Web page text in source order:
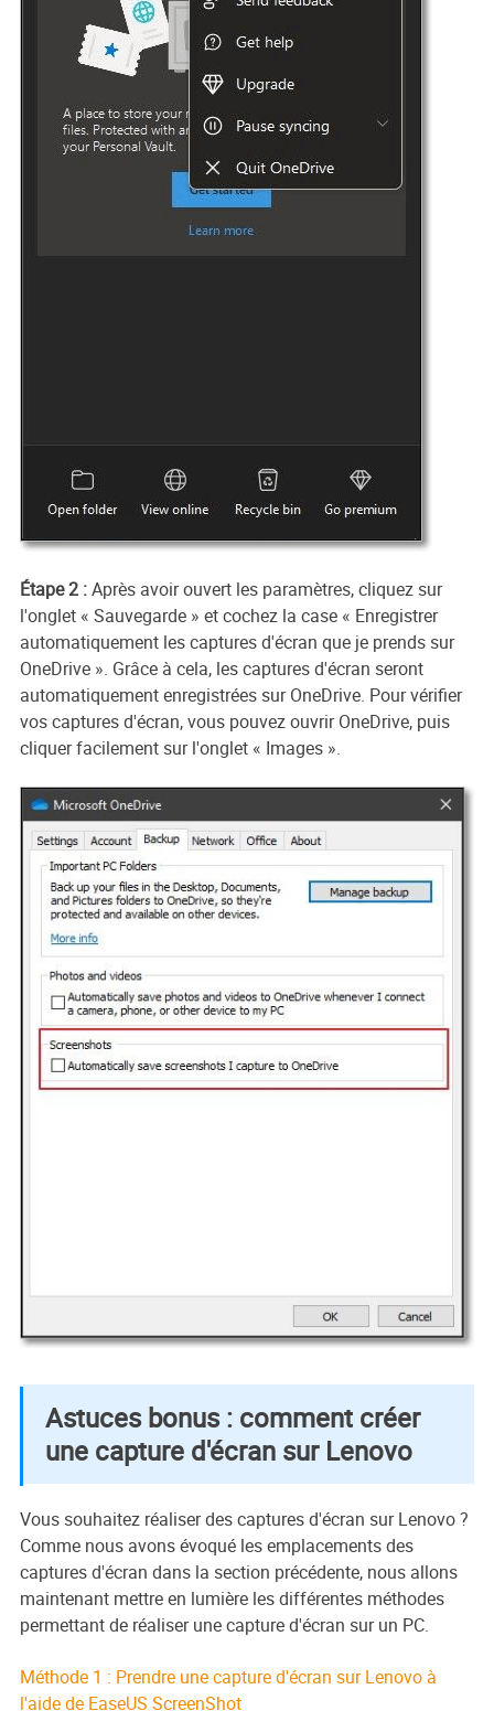
Étape 2 :Après avoir ouvert les paramètres, cliquez sur
l'onglet « Sauvegarde » et cochez la case « Enregistrer
automatiquement les captures d'écran que je prends sur
OneDrive ». Grâce à cela, les captures d'écran seront
automatiquement enregistrées sur OneDrive. Pour vérifier
vos captures d'écran, vous pouvez ouvrir OneDrive, puis
cliquer facilement sur l'onglet « Images ».
Astuces bonus : comment créer
une capture d'écran sur Lenovo
Vous souhaitez réaliser des captures d'écran sur Lenovo ?
Comme nous avons évoqué les emplacements des
captures d'écran dans la section précédente, nous allons
maintenant mettre en lumière les différentes méthodes
permettant de réaliser une capture d'écran sur un PC.
Méthode 1 : Prendre une capture d'écran sur Lenovo à
l'aide de EaseUS ScreenShot